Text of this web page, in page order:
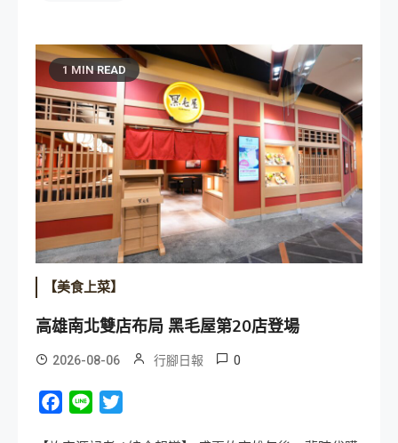
1 MIN READ
【美食上菜】
高雄南北雙店布局 黑毛屋第20店登場
2026-08-06 行腳日報 0
Facebook
Line